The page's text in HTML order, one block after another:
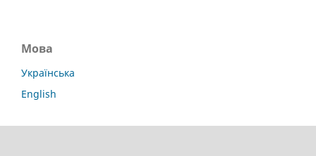
Мова
Українська
English